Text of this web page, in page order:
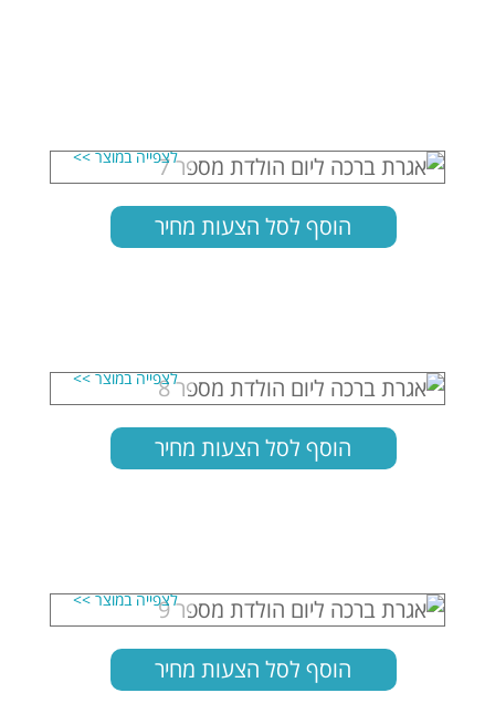
הוסף לסל הצעות מחיר
הוסף לסל הצעות מחיר
הוסף לסל הצעות מחיר